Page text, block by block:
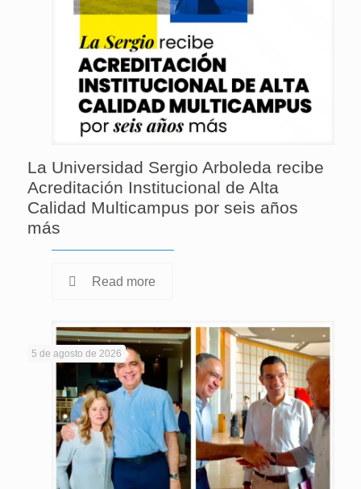
La Universidad Sergio Arboleda recibe
Acreditación Institucional de Alta
Calidad Multicampus por seis años
más
Read more
5 de agosto de 2026